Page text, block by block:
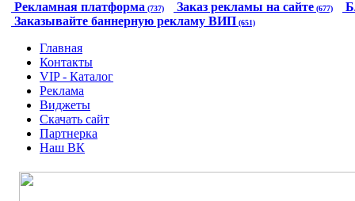
Рекламная платформа (737) Заказ рекламы на сайте (677)
Заказывайте баннерную рекламу ВИП (651)
Главная
Контакты
VIP - Каталог
Реклама
Виджеты
Скачать сайт
Партнерка
Наш ВК